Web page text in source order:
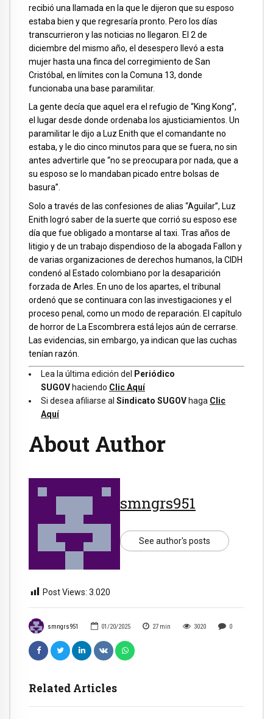
smngrs951 01/20/2025 27 min 3020 0
Related Articles
recibió una llamada en la que le dijeron que su esposo
estaba bien y que regresaría pronto. Pero los días
transcurrieron y las noticias no llegaron. El 2 de
diciembre del mismo año, el desespero llevó a esta
mujer hasta una finca del corregimiento de San
Cristóbal, en límites con la Comuna 13, donde
funcionaba una base paramilitar.
La gente decía que aquel era el refugio de “King Kong”,
el lugar desde donde ordenaba los ajusticiamientos. Un
paramilitar le dijo a Luz Enith que el comandante no
estaba, y le dio cinco minutos para que se fuera, no sin
antes advertirle que “no se preocupara por nada, que a
su esposo se lo mandaban picado entre bolsas de
basura”.
Solo a través de las confesiones de alias “Aguilar”, Luz
Enith logró saber de la suerte que corrió su esposo ese
día que fue obligado a montarse al taxi. Tras años de
litigio y de un trabajo dispendioso de la abogada Fallon y
de varias organizaciones de derechos humanos, la CIDH
condenó al Estado colombiano por la desaparición
forzada de Arles. En uno de los apartes, el tribunal
ordenó que se continuara con las investigaciones y el
proceso penal, como un modo de reparación. El capítulo
de horror de La Escombrera está lejos aún de cerrarse.
Las evidencias, sin embargo, ya indican que las cuchas
tenían razón.
Lea la última edición del
Periódico
SUGOV haciendo Clic Aquí
Si desea afiliarse al Sindicato SUGOV haga Clic
Aquí
About Author
smngrs951
See author's posts
Post Views: 3.020